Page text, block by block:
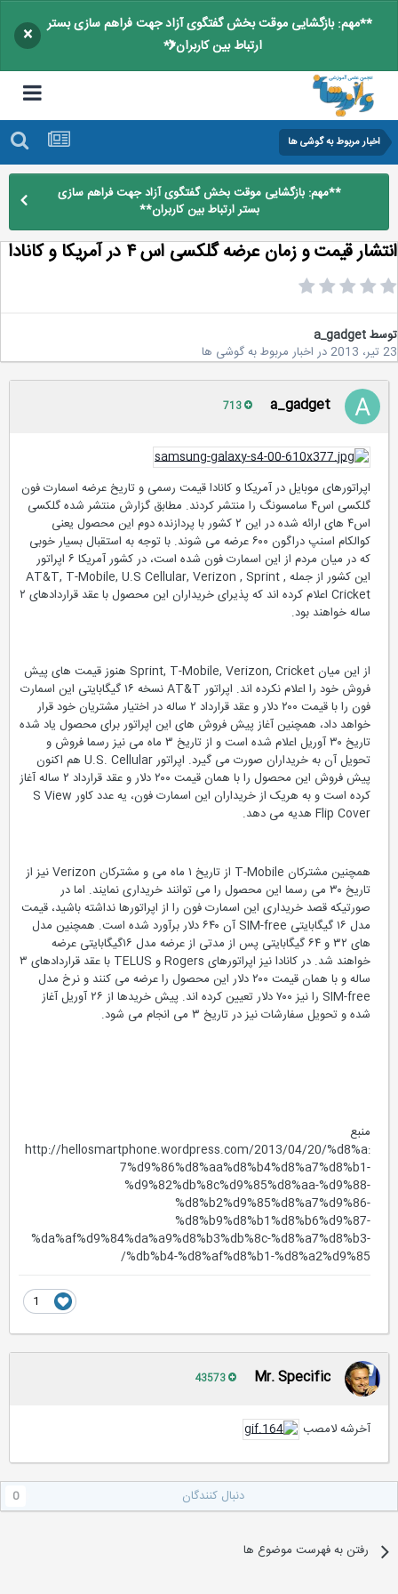
**مهم: بازگشایی موقت بخش گفتگوی آزاد جهت فراهم سازی بستر
ارتباط بین کاربران**
×
اخبار مربوط به گوشی ها
**مهم: بازگشایی موقت بخش گفتگوی آزاد جهت فراهم سازی
بستر ارتباط بین کاربران**
قیمت و زمان عرضه گلکسی اس ۴ در آمریکا و کانادا
a_gadget
دراخبار مربوط به گوشی ها
a_gadget
اپراتورهای موبایل در آمریکا و کانادا قیمت رسمی و تاریخ عرضه اسمارت فون
گلکسی اس۴ سامسونگ را منتشر کردند. مطابق گزارش منتشر شده گلکسی
اس۴ های ارائه شده در این ۲ کشور با پردازنده دوم این محصول یعنی
کوالکام اسنپ دراگون ۶۰۰ عرضه می شوند. با توجه به استقبال بسیار خوبی
که در میان مردم از این اسمارت فون شده است، در کشور آمریکا ۶ اپراتور
این کشور از جمله AT&T, T-Mobile, U.S Cellular, Verizon , Sprint ,
Cricket اعلام کرده اند که پذیرای خریداران این محصول با عقد قراردادهای ۲
ساله خواهند بود.
از این میان Sprint, T-Mobile, Verizon, Cricket هنوز قیمت های پیش
فروش خود را اعلام نکرده اند. اپراتور AT&T نسخه ۱۶ گیگابایتی این اسمارت
فون را با قیمت ۲۰۰ دلار و عقد قرارداد ۲ ساله در اختیار مشتریان خود قرار
خواهد داد، همچنین آغاز پیش فروش های این اپراتور برای محصول یاد شده
تاریخ ۳۰ آوریل اعلام شده است و از تاریخ ۳ ماه می نیز رسما فروش و
تحویل آن به خریداران صورت می گیرد. اپراتور U.S. Cellular هم اکنون
پیش فروش این محصول را با همان قیمت ۲۰۰ دلار و عقد قرارداد ۲ ساله آغاز
کرده است و به هریک از خریداران این اسمارت فون، یه عدد کاور S View
Flip Cover هدیه می دهد.
همچنین مشترکان T-Mobile از تاریخ ۱ ماه می و مشترکان Verizon نیز از
تاریخ ۳۰ می رسما این محصول را می توانند خریداری نمایند. اما در
صورتیکه قصد خریداری این اسمارت فون را از اپراتورها نداشته باشید، قیمت
مدل ۱۶ گیگابایتی SIM-free آن ۶۴۰ دلار برآورد شده است. همچنین مدل
های ۳۲ و ۶۴ گیگابایتی پس از مدتی از عرضه مدل ۱۶گیگابایتی عرضه
خواهند شد. در کانادا نیز اپراتورهای Rogers و TELUS با عقد قراردادهای ۳
ساله و با همان قیمت ۲۰۰ دلار این محصول را عرضه می کنند و نرخ مدل
SIM-free را نیز ۷۰۰ دلار تعیین کرده اند. پیش خریدها از ۲۶ آوریل آغاز
شده و تحویل سفارشات نیز در تاریخ ۳ می انجام می شود.
منبع
:http://hellosmartphone.wordpress.com/2013/04/20/%d8%a
7%d9%86%d8%aa%d8%b4%d8%a7%d8%b1-
%d9%82%db%8c%d9%85%d8%aa-%d9%88-
%d8%b2%d9%85%d8%a7%d9%86-
%d8%b9%d8%b1%d8%b6%d9%87-
%da%af%d9%84%da%a9%d8%b3%db%8c-%d8%a7%d8%b3-
%db%b4-%d8%af%d8%b1-%d8%a2%d9%85/
Mr. Specific
آخرشه لامصب
دنبال کنندگان
رفتن به فهرست موضوع ها